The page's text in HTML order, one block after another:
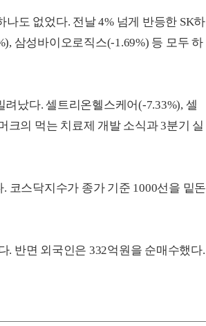
도 없었다. 전날 4% 넘게 반등한 SK하
삼성바이오로직스(-1.69%) 등 모두 하
났다. 셀트리온헬스케어(-7.33%), 셀
크의 먹는 치료제 개발 소식과 3분기 실
코스닥지수가 종가 기준 1000선을 밑돈
. 반면 외국인은 332억원을 순매수했다.